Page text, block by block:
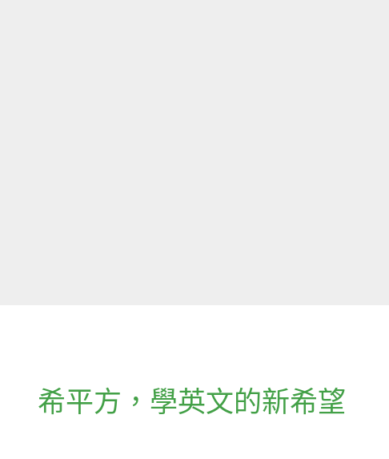
希平方 ， 學英文的新希望